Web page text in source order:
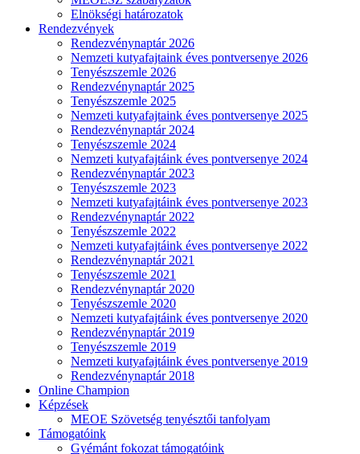
Elnökségi határozatok
Rendezvények
Rendezvénynaptár 2026
Nemzeti kutyafajtaink éves pontversenye 2026
Tenyészszemle 2026
Rendezvénynaptár 2025
Tenyészszemle 2025
Nemzeti kutyafajtaink éves pontversenye 2025
Rendezvénynaptár 2024
Tenyészszemle 2024
Nemzeti kutyafajtáink éves pontversenye 2024
Rendezvénynaptár 2023
Tenyészszemle 2023
Nemzeti kutyafajtáink éves pontversenye 2023
Rendezvénynaptár 2022
Tenyészszemle 2022
Nemzeti kutyafajtáink éves pontversenye 2022
Rendezvénynaptár 2021
Tenyészszemle 2021
Rendezvénynaptár 2020
Tenyészszemle 2020
Nemzeti kutyafajtáink éves pontversenye 2020
Rendezvénynaptár 2019
Tenyészszemle 2019
Nemzeti kutyafajtáink éves pontversenye 2019
Rendezvénynaptár 2018
Online Champion
Képzések
MEOE Szövetség tenyésztői tanfolyam
Támogatóink
Gyémánt fokozat támogatóink